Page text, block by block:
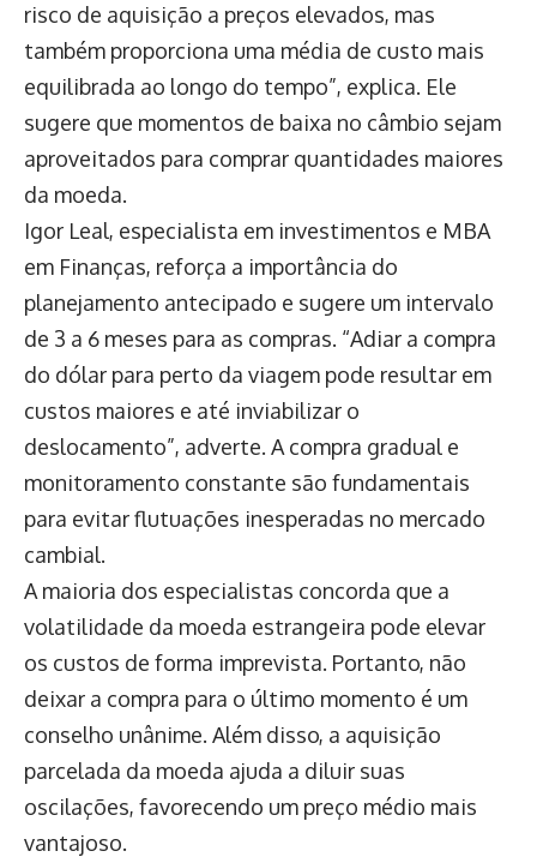
risco de aquisição a preços elevados, mas
também proporciona uma média de custo mais
equilibrada ao longo do tempo”, explica. Ele
sugere que momentos de baixa no câmbio sejam
aproveitados para comprar quantidades maiores
da moeda.
Igor Leal, especialista em investimentos e MBA
em Finanças, reforça a importância do
planejamento antecipado e sugere um intervalo
de 3 a 6 meses para as compras. “Adiar a compra
do dólar para perto da viagem pode resultar em
custos maiores e até inviabilizar o
deslocamento”, adverte. A compra gradual e
monitoramento constante são fundamentais
para evitar flutuações inesperadas no mercado
cambial.
A maioria dos especialistas concorda que a
volatilidade da moeda estrangeira pode elevar
os custos de forma imprevista. Portanto, não
deixar a compra para o último momento é um
conselho unânime. Além disso, a aquisição
parcelada da moeda ajuda a diluir suas
oscilações, favorecendo um preço médio mais
vantajoso.